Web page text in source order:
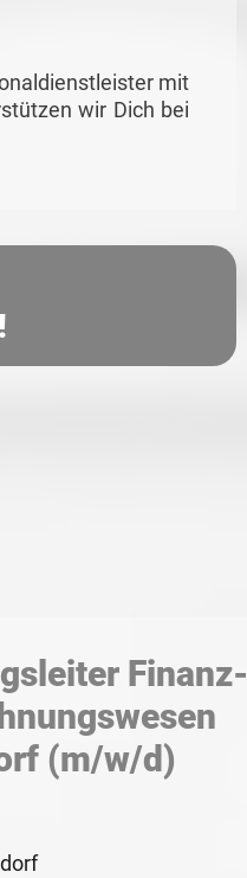
mit
wir Dich bei
Finanz-
(m/w/d)